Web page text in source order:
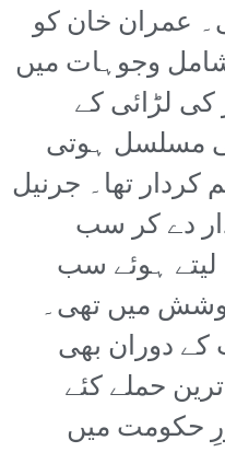
عمران خان کو
وجوہات میں
لڑائی کے
مسلسل ہوتی
تھا۔ جرنیل
دے کر سب
لیتے ہوئے سب
میں تھی۔
دوران بھی
حملے کئے
حکومت میں